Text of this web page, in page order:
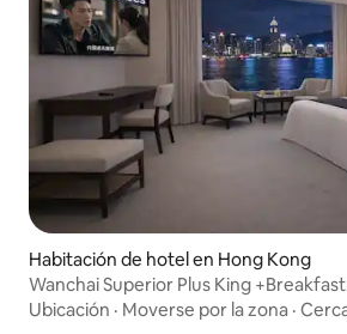
Habitación de hotel en Hong Kong
Wanchai Superior Plus King
Ubicación · Moverse por la zona ·